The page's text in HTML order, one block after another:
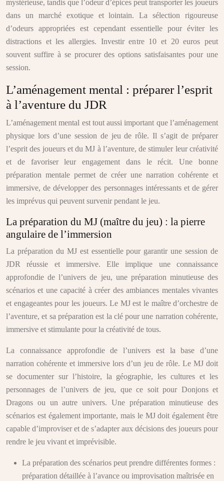
mystérieuse, tandis que l’odeur d’épices peut transporter les joueurs
dans un marché exotique et lointain. La sélection rigoureuse
d’odeurs appropriées est cependant essentielle pour éviter les
distractions et les allergies. Investir entre 10 et 20 euros peut
souvent suffire à se procurer des options satisfaisantes pour une
session.
L’aménagement mental : préparer l’esprit
à l’aventure du JDR
L’aménagement mental est tout aussi important que l’aménagement
physique lors d’une session de jeu de rôle. Il s’agit de préparer
l’esprit des joueurs et du MJ à l’aventure, de stimuler leur créativité
et de favoriser leur engagement dans le récit. Une bonne
préparation mentale permet de créer une narration cohérente et
immersive, de développer des personnages intéressants et de gérer
les imprévus qui peuvent survenir pendant le jeu.
La préparation du MJ (maître du jeu) : la pierre
angulaire de l’immersion
La préparation du MJ est essentielle pour garantir une session de
JDR réussie et immersive. Elle implique une connaissance
approfondie de l’univers de jeu, une préparation minutieuse des
scénarios et une capacité à créer des ambiances mentales vivantes
et engageantes pour les joueurs. Le MJ est le maître d’orchestre de
l’aventure, et sa préparation est la clé pour une narration cohérente,
immersive et stimulante pour la créativité de tous.
La connaissance approfondie de l’univers est la base d’une
narration cohérente et immersive lors d’un jeu de rôle. Le MJ doit
se documenter sur l’histoire, la géographie, les cultures et les
personnages de l’univers de jeu, que ce soit pour Donjons et
Dragons ou un autre univers. Une préparation minutieuse des
scénarios est également importante, mais le MJ doit également être
capable d’improviser et de s’adapter aux décisions des joueurs pour
rendre le jeu vivant et imprévisible.
La préparation des scénarios peut prendre différentes formes :
préparation détaillée à l’avance ou improvisation maîtrisée en